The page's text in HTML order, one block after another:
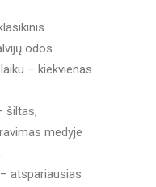
odos.
– kiekvienas
šiltas,
medyje
– atspariausias